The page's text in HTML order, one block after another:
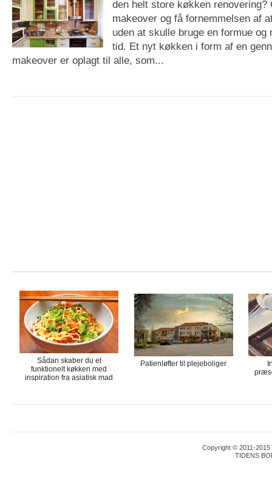
den helt store køkken
makeover og få fornemmelsen af
uden at skulle bruge en formue og
tid. Et nyt køkken i form af en
makeover er oplagt til alle, som...
Sådan skaber du et
funktionelt køkken med
inspiration fra asiatisk mad
Patienløfter til plejeboliger
Copyright © 2011-2015
TIDENS